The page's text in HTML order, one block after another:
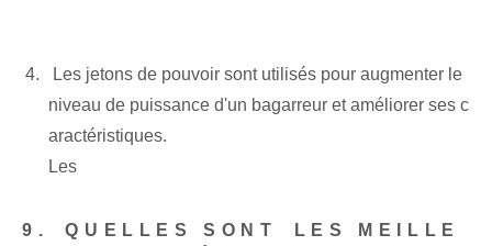
⁣⁢ Les jetons de pouvoir ⁢sont utilisés pour augmenter le
niveau de puissance d'un bagarreur et améliorer‍ ses ⁣c
aractéristiques.
Les
9. ⁢QUELLES SONT ⁣LES MEILLE